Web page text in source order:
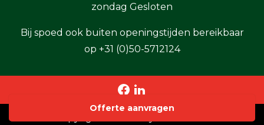
Offerte aanvragen
zondag Gesloten
Bij spoed ook buiten openingstijden bereikbaar
op +31 (0)50-5712124